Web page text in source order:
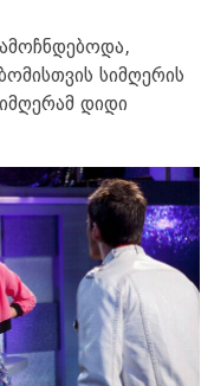
სიმღერის
დიდი